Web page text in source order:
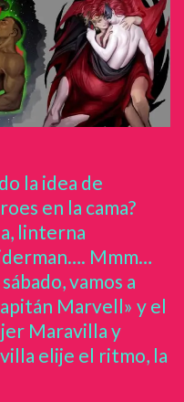
la idea de
en la cama?
linterna
Mmm…
vamos a
Marvell» y el
Maravilla y
elije el ritmo, la